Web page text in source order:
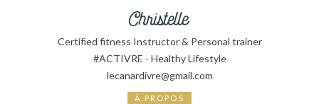
Certified fitness Instructor & Personal trainer
#ACTIVRE - Healthy Lifestyle
lecanardivre@gmail.com
À PROPOS